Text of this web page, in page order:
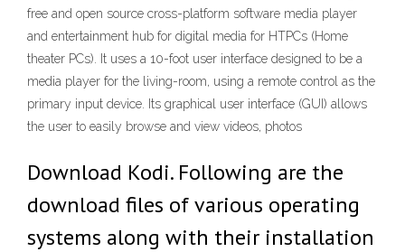
free and open source cross-platform software media player
and entertainment hub for digital media for HTPCs (Home
theater PCs). It uses a 10-foot user interface designed to be a
media player for the living-room, using a remote control as the
primary input device. Its graphical user interface (GUI) allows
the user to easily browse and view videos, photos
Download Kodi. Following are the
download files of various operating
systems along with their installation